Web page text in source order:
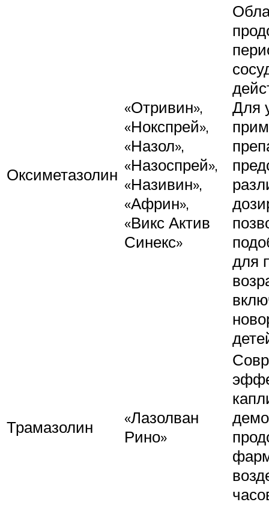
Оксиметазолин
«Отривин»,
«Нокспрей»,
«Назол»,
«Назоспрей»,
«Називин»,
«Африн»,
«Викс Актив
Синекс»
Для
для
Трамазолин
«Лазолван
Рино»